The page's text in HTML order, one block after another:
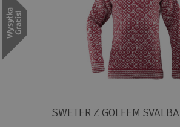
SWETER Z GOLFEM